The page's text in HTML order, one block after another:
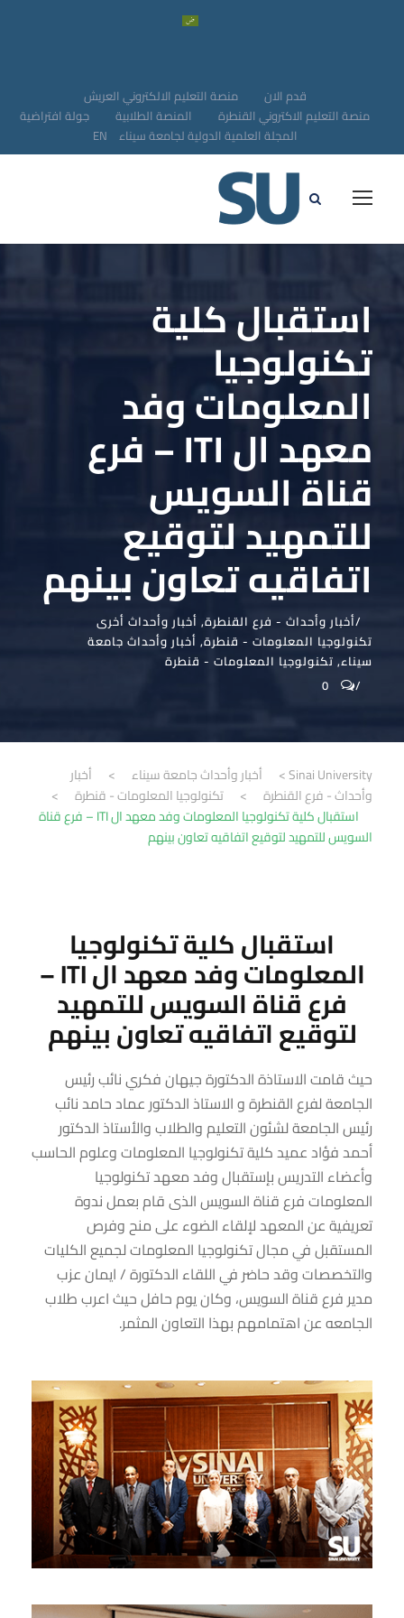
قدم الان
منصة التعليم الالكتروني العريش
منصة التعليم الاكتروني القنطرة
المنصة الطلابية
جولة افتراضية
المجلة العلمية الدولية لجامعة سيناء EN
استقبال كلية
تكنولوجيا
المعلومات وفد
معهد ال ITI – فرع
قناة السويس
للتمهيد لتوقيع
اتفاقيه تعاون بينهم
أخبار وأحداث - فرع القنطرة, أخبار وأحداث أخرى
تكنولوجيا المعلومات - قنطرة, أخبار وأحداث جامعة
سيناء, تكنولوجيا المعلومات - قنطرة
0
Sinai University
> أخبار وأحداث جامعة سيناء >
أخبار
وأحداث - فرع القنطرة
> تكنولوجيا المعلومات - قنطرة
>
استقبال كلية تكنولوجيا المعلومات وفد معهد ال ITI – فرع قناة
السويس للتمهيد لتوقيع اتفاقيه تعاون بينهم
استقبال كلية تكنولوجيا
المعلومات وفد معهد ال ITI –
فرع قناة السويس للتمهيد
لتوقيع اتفاقيه تعاون بينهم
حيث قامت الاستاذة الدكتورة جيهان فكري نائب رئيس
الجامعة لفرع القنطرة و الاستاذ الدكتور عماد حامد نائب
رئيس الجامعة لشئون التعليم والطلاب والأستاذ الدكتور
أحمد فؤاد عميد كلية تكنولوجيا المعلومات وعلوم الحاسب
وأعضاء التدريس بإستقبال وفد معهد تكنولوجيا
المعلومات فرع قناة السويس الذى قام بعمل ندوة
تعريفية عن المعهد لإلقاء الضوء على منح وفرص
المستقبل في مجال تكنولوجيا المعلومات لجميع الكليات
والتخصصات وقد حاضر في اللقاء الدكتورة / ايمان عزب
مدير فرع قناة السويس، وكان يوم حافل حيث اعرب طلاب
الجامعه عن اهتمامهم بهذا التعاون المثمر.